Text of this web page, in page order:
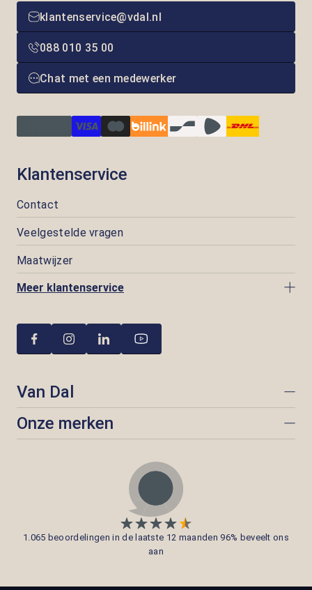
klantenservice@vdal.nl
088 010 35 00
Chat met een medewerker
Klantenservice
Contact
Veelgestelde vragen
Maatwijzer
Meer klantenservice
Van Dal
Onze merken
1.065 beoordelingen in de laatste 12 maanden 96% beveelt ons
aan